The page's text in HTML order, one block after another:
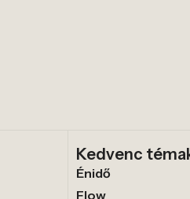
Kedvenc
Énidő
Flow